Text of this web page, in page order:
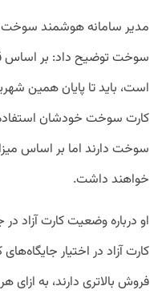
مدیر سامانه هوشمند سوخت
سوخت توضیح داد: بر اساس
کارت سوخت خودشان
سوخت دارند اما بر اساس
خواهند داشت.
او درباره وضعیت کارت آزاد
کارت آزاد در اختیار
فروش بالاتری دارند، به